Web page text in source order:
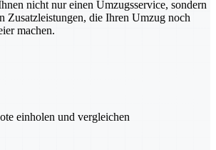
nicht nur einen Umzugsservice, sondern
Zusatzleistungen, die Ihren Umzug noch
machen.
einholen und vergleichen